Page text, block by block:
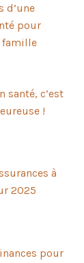
d’une
pour
famille
santé, c’est
!
à
2025
pour